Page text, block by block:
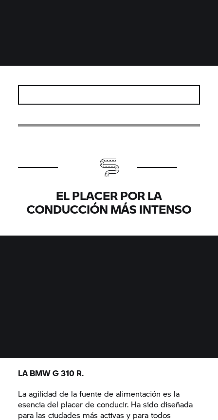
EL PLACER POR LA
CONDUCCIÓN MÁS INTENSO
LA BMWG 310 R.
La agilidad de la fuente de alimentación es la
esencia del placer de conducir. Ha sido diseñada
para las ciudades más activas y para todos